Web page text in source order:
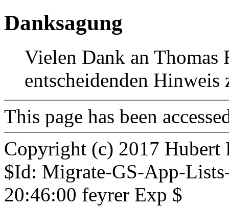
Danksagung
Vielen Dank an Thomas
entscheidenden
This page has been
Copyright (c) 2017 Hubert
$Id: Migrate-GS-App-
20:46:00 feyrer Exp $